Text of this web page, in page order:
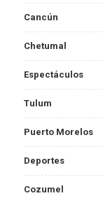
Cancún
Chetumal
Espectáculos
Tulum
Puerto Morelos
Deportes
Cozumel